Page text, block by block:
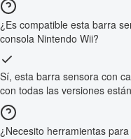
¿Es compatible esta barra
consola Nintendo Wii?
Sí, esta barra sensora con
con todas las versiones
¿Necesito herramientas